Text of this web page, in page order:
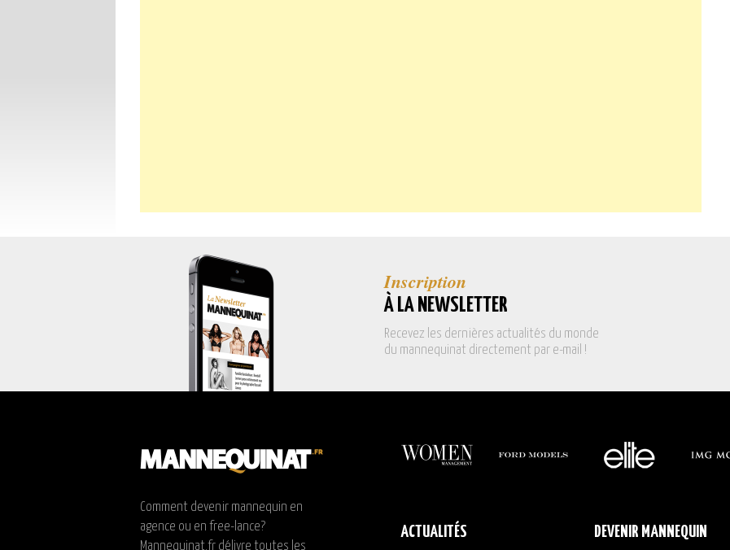
Inscription
À LA NEWSLETTER
Recevez les dernières actualités du monde
du mannequinat directement par e-mail !
Comment devenir mannequin en
agence ou en free-lance?
Mannequinat.fr délivre toutes les
ACTUALITÉS DEVENIR MANNEQUIN